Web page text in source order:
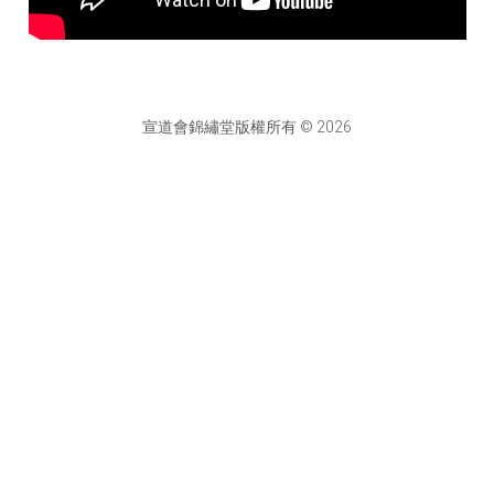
宣道會錦繡堂版權所有 © 2026